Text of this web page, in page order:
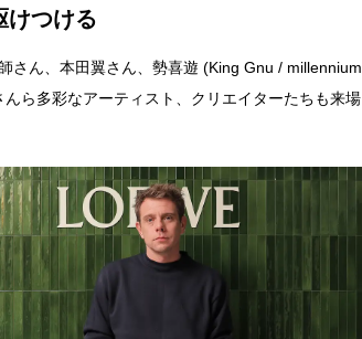
けつける
さん、本田翼さん、勢喜遊 (King Gnu / millennium
ら多彩なアーティスト、クリエイターたちも来場